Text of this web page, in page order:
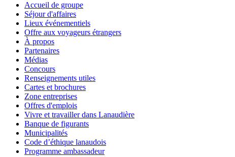
Accueil de groupe
Séjour d'affaires
Lieux événementiels
Offre aux voyageurs étrangers
À propos
Partenaires
Médias
Concours
Renseignements utiles
Cartes et brochures
Zone entreprises
Offres d'emplois
Vivre et travailler dans Lanaudière
Banque de figurants
Municipalités
Code d’éthique lanaudois
Programme ambassadeur